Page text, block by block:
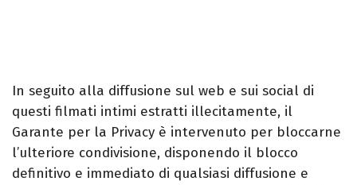
In seguito alla diffusione sul web e sui social di
questi filmati intimi estratti illecitamente, il
Garante per la Privacy è intervenuto per bloccarne
l’ulteriore condivisione, disponendo il blocco
definitivo e immediato di qualsiasi diffusione e